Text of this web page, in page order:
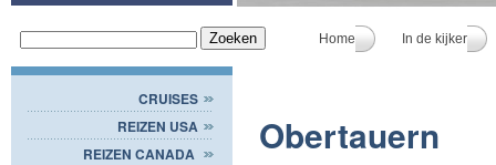
Home In de kijker
CRUISES
REIZEN USA
REIZEN CANADA
Obertauern